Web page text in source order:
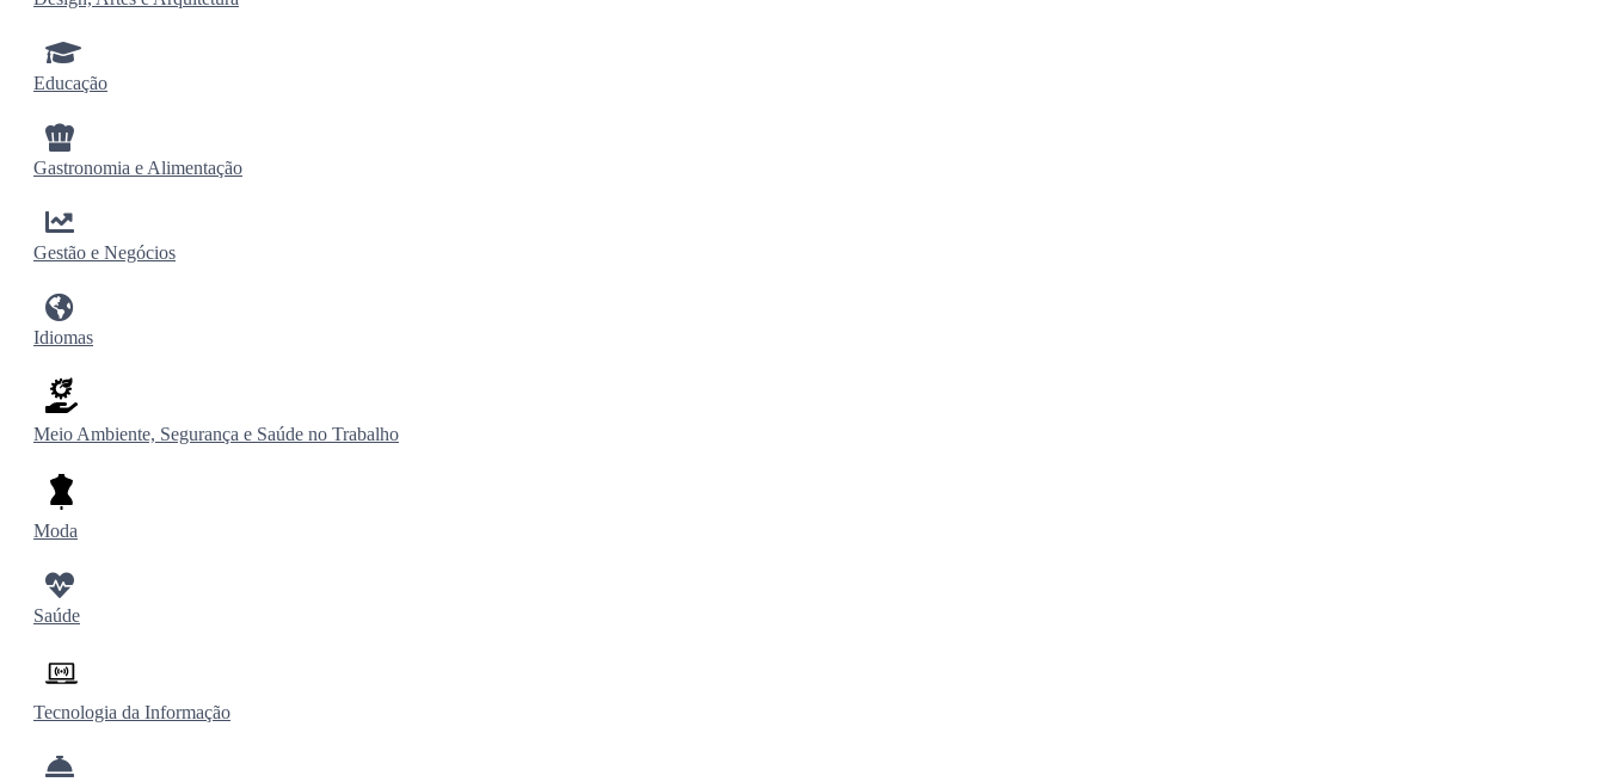
Educação
Gastronomia e Alimentação
Gestão e Negócios
Idiomas
Meio Ambiente, Segurança e Saúde no Trabalho
Moda
Saúde
Tecnologia da Informação